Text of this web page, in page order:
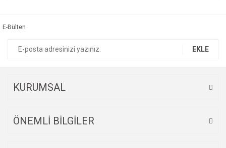
Ürün fiyatı diğer sitelerden daha pahalı.
E-Bülten
EKLE
KURUMSAL
ÖNEMLİ BİLGİLER